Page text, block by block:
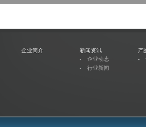
企业简介
新闻资讯
企业动态
行业新闻
产